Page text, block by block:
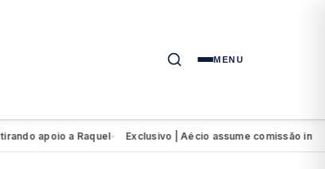
MENU
apoio a Raquel● Exclusivo | Aécio assume comissão